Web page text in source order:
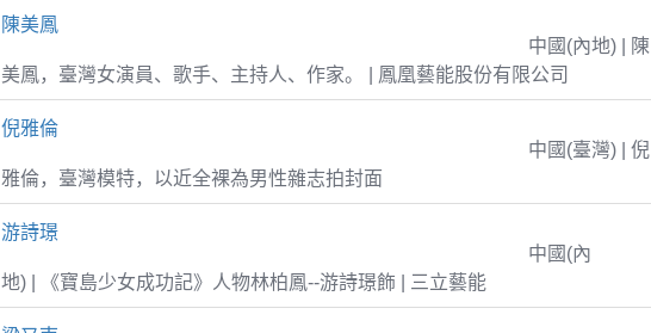
陳美鳳
中國(內地) | 陳
美鳳，臺灣女演員、歌手、主持人、作家。 | 鳳凰藝能股份有限公司
倪雅倫
中國(臺灣) | 倪
雅倫，臺灣模特，以近全裸為男性雜志拍封面
游詩璟
中國(內
地) | 《寶島少女成功記》人物林柏鳳--游詩璟飾 | 三立藝能